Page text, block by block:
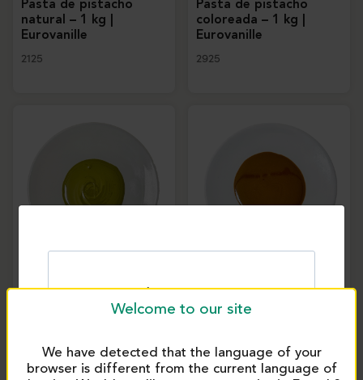
Pasta de pistacho
natural – 1 kg |
Eurovanille
2125
Pasta de pistacho
coloreada – 1 kg |
Eurovanille
2925
azucarada y
aromatizada – 1Kg |
2920
1Kg | Eurovanille
2831
Welcome to our site
We have detected that the language of your
browser is different from the current language of